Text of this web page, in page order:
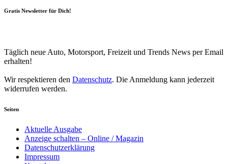
Gratis Newsletter für Dich!
Täglich neue Auto, Motorsport, Freizeit und Trends News per Email
erhalten!
Wir respektieren den Datenschutz. Die Anmeldung kann jederzeit
widerrufen werden.
Seiten
Aktuelle Ausgabe
Anzeige schalten – Online / Magazin
Datenschutzerklärung
Impressum